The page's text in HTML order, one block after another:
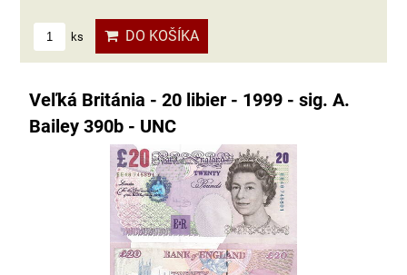
ks DO KOŠÍKA
Veľká Británia - 20 libier - 1999 - sig. A.
Bailey 390b - UNC